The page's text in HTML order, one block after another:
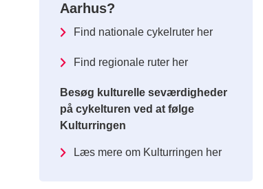
Aarhus?
Find nationale cykelruter her
Find regionale ruter her
Besøg kulturelle seværdigheder
på cykelturen ved at følge
Kulturringen
Læs mere om Kulturringen her